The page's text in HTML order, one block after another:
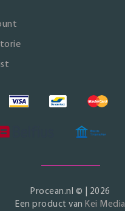
Procean.nl © | 2026
Een product vanKei Media